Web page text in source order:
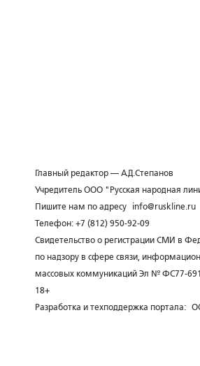
Главный редактор — А.Д.Степанов
Учредитель ООО "Русская народная
Пишите нам по адресу
info@ruskline.ru
Телефон: +7 (812) 950-92-09
Свидетельство о регистрации СМИ в
по надзору в сфере связи,
массовых коммуникаций Эл № ФС77-
18+
Разработка и техподдержка портала: